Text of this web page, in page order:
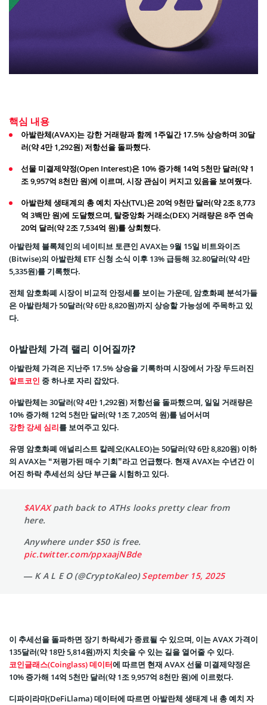
핵심 내용
아발란체(AVAX)는 강한 거래량과 함께 1주일간 17.5% 상승하며 30달
러(약 4만 1,292원) 저항선을 돌파했다.
선물 미결제약정(Open Interest)은 10% 증가해 14억 5천만 달러(약 1
조 9,957억 8천만 원)에 이르며, 시장 관심이 커지고 있음을 보여줬다.
아발란체 생태계의 총 예치 자산(TVL)은 20억 9천만 달러(약 2조 8,773
억 3백만 원)에 도달했으며, 탈중앙화 거래소(DEX) 거래량은 8주 연속
20억 달러(약 2조 7,534억 원)를 상회했다.
아발란체 블록체인의 네이티브 토큰인 AVAX는 9월 15일 비트와이즈
(Bitwise)의 아발란체 ETF 신청 소식 이후 13% 급등해 32.80달러(약 4만
5,335원)를 기록했다.
전체 암호화폐 시장이 비교적 안정세를 보이는 가운데, 암호화폐 분석가들
은 아발란체가 50달러(약 6만 8,820원)까지 상승할 가능성에 주목하고 있
다.
아발란체 가격 랠리 이어질까?
아발란체 가격은 지난주 17.5% 상승을 기록하며 시장에서 가장 두드러진
알트코인 중 하나로 자리 잡았다.
아발란체는 30달러(약 4만 1,292원) 저항선을 돌파했으며, 일일 거래량은
10% 증가해 12억 5천만 달러(약 1조 7,205억 원)를 넘어서며
강한 강세 심리를 보여주고 있다.
유명 암호화폐 애널리스트 칼레오(KALEO)는 50달러(약 6만 8,820원) 이하
의 AVAX는 “저평가된 매수 기회”라고 언급했다. 현재 AVAX는 수년간 이
어진 하락 추세선의 상단 부근을 시험하고 있다.
$AVAXpath back to ATHs looks pretty clear from
here.
Anywhere under $50 is free.
pic.twitter.com/ppxaajNBde
— K A L E O (@CryptoKaleo)September 15, 2025
이 추세선을 돌파하면 장기 하락세가 종료될 수 있으며, 이는 AVAX 가격이
135달러(약 18만 5,814원)까지 치솟을 수 있는 길을 열어줄 수 있다.
코인글래스(Coinglass) 데이터에 따르면 현재 AVAX 선물 미결제약정은
10% 증가해 14억 5천만 달러(약 1조 9,957억 8천만 원)에 이르렀다.
디파이라마(DeFiLlama) 데이터에 따르면 아발란체 생태계 내 총 예치 자